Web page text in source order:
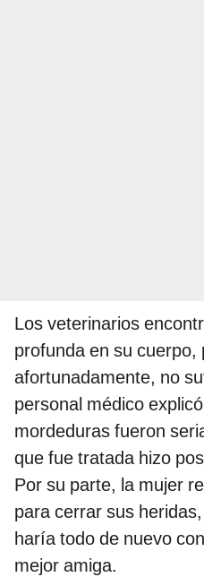
Los veterinarios
profunda en su cuerpo,
afortunadamente, no
personal médico
mordeduras fueron
que fue tratada hizo
Por su parte, la mujer
para cerrar sus
haría todo de nuevo
mejor amiga.